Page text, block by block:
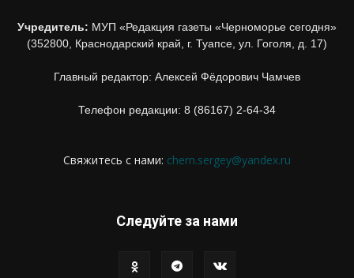
Учредитель: МУП «Редакция газеты «Черноморье сегодня»
(352800, Краснодарский край, г. Туапсе, ул. Гоголя, д. 17)
Главный редактор: Алексей Фёдорович Чамчев
Телефон редакции: 8 (86167) 2-64-34
Свяжитесь с нами: chern.sergey@yandex.ru
Следуйте за нами